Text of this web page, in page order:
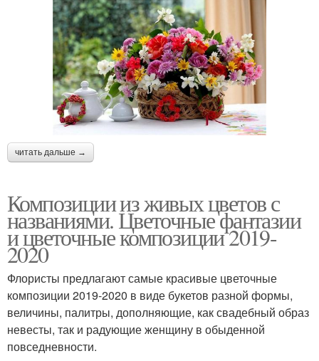
читать дальше →
Композиции из живых цветов с
названиями. Цветочные фантазии
и цветочные композиции 2019-
2020
Флористы предлагают самые красивые цветочные
композиции 2019-2020 в виде букетов разной формы,
величины, палитры, дополняющие, как свадебный образ
невесты, так и радующие женщину в обыденной
повседневности.